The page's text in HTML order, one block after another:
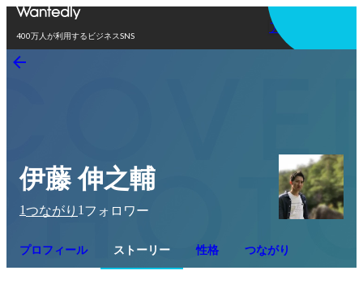
400万人が利用するビジネスSNS
アプリを使う
伊藤 伸之輔
1つながり 1 フォロワー
プロフィール ストーリー 性格 つながり